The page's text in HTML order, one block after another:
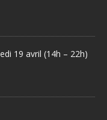
19 avril (14h – 22h)